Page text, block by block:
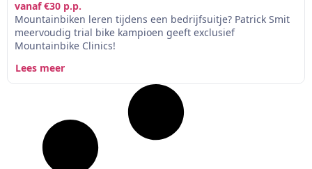
vanaf €30 p.p.
Mountainbiken leren tijdens een bedrijfsuitje? Patrick Smit
meervoudig trial bike kampioen geeft exclusief
Mountainbike Clinics!
Lees meer